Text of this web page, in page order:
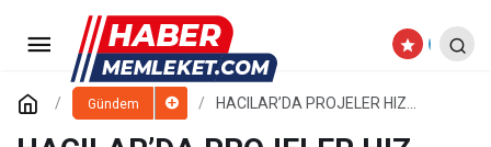
Gündem
HACILAR’DA PROJELER HIZ
YAHYALI DEVLET
HASTANESİ’NİN İNŞAATI HIZLA DEVAM
Yorum Yap